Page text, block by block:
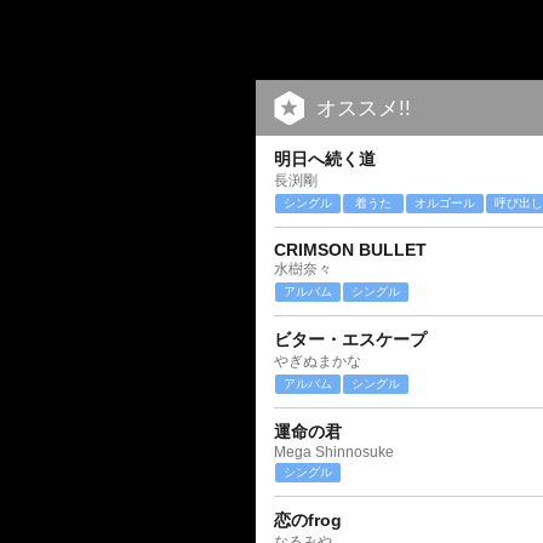
オススメ!!
明日へ続く道
長渕剛
シングル 着うた オルゴール 呼び出
CRIMSON BULLET
水樹奈々
アルバム シングル
ビター・エスケープ
やぎぬまかな
アルバム シングル
運命の君
Mega Shinnosuke
シングル
恋のfrog